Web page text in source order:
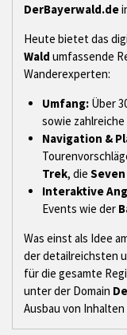
DerBayerwald.de
Heute bietet das
Wald umfassende
Wanderexperten:
Umfang:Über
sowie zahlreiche
Navigation &
Trek, die
Interaktive
Events wie der
Was einst als Idee
der detailreichsten
für die gesamte
unter der Domain
Ausbau von